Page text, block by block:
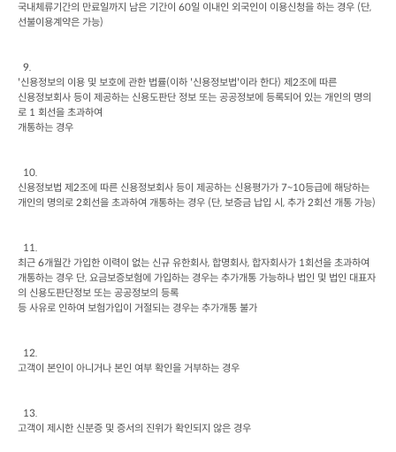
국내체류기간의 만료일까지 남은 기간이 60일 이내인 외국인이 이용신청을 하는 경우 (단
선불이용계약은 가능)
'신용정보의 이용 및 보호에 관한 법률(이하 '신용정보법'이라 한다) 제 2조에 따른
신용정보회사 등이 제공하는 신용도판단 정보 또는 공공정보에 등록되어 있는 개인의 명의
로 1 회선을 초과하여
개통하는 경우
신용정보법 제 2조에 따른 신용정보회사 등이 제공하는 신용평가가 7~10등급에 해당하는
개인의 명의로 2회선을 초과하여 개통하는 경우 (단, 보증금 납입 시 , 추가 2회선 개통 가능)
최근 6개월간 가입한 이력이 없는 신규 유한회사, 합명회사, 합자회사가 1회선을 초과하여
개통하는 경우 단, 요금보증보험에 가입하는 경우는 추가개통 가능하나 법인 및 법인 대표자
의 신용도판단정보 또는 공공정보의 등록
등 사유로 인하여 보험가입이 거절되는 경우는 추가개통 불가
고객이 본인이 아니거나 본인 여부 확인을 거부하는 경우
고객이 제시한 신분증 및 증서의 진위가 확인되지 않은 경우